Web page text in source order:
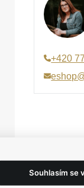
+420
Souhlasím se